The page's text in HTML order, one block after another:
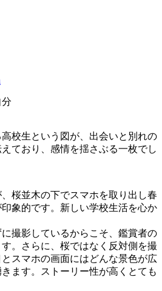
校生という図が、出会いと別れの
ており、感情を揺さぶる一枚でし
桜並木の下でスマホを取り出し春
象的です。新しい学校生活を心か
撮影しているからこそ、鑑賞者の
。さらに、桜ではなく反対側を撮
スマホの画面にはどんな景色が広
ます。ストーリー性が高くとても